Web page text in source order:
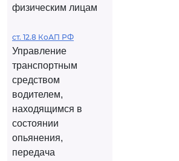
физическим лицам
ст. 12.8 КоАП РФ
Управление
транспортным
средством
водителем,
находящимся в
состоянии
опьянения,
передача